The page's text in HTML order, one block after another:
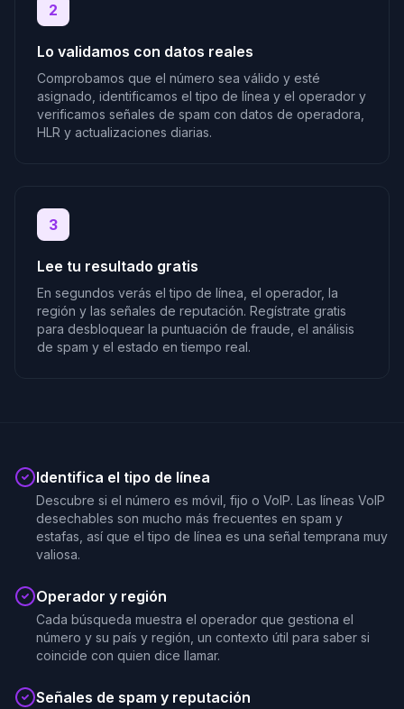
2
Lo validamos con datos reales
Comprobamos que el número sea válido y esté
asignado, identificamos el tipo de línea y el operador y
verificamos señales de spam con datos de operadora,
HLR y actualizaciones diarias.
3
Lee tu resultado gratis
En segundos verás el tipo de línea, el operador, la
región y las señales de reputación. Regístrate gratis
para desbloquear la puntuación de fraude, el análisis
de spam y el estado en tiempo real.
Identifica el tipo de línea
Descubre si el número es móvil, fijo o VoIP. Las líneas VoIP
desechables son mucho más frecuentes en spam y
estafas, así que el tipo de línea es una señal temprana muy
valiosa.
Operador y región
Cada búsqueda muestra el operador que gestiona el
número y su país y región, un contexto útil para saber si
coincide con quien dice llamar.
Señales de spam y reputación